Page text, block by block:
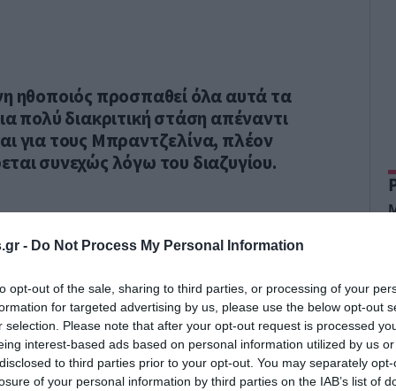
- Do Not Process My Personal Information
opt-out of the sale, sharing to third parties, or processing of your
for targeted advertising by us, please use the below opt-out
selection. Please note that after your opt-out request is processed
interest-based ads based on personal information utilized by us
to third parties prior to your opt-out. You may separately
of your personal information by third parties on the IAB’s list of
ηθοποιός προσπαθεί όλα αυτά τα
πολύ διακριτική στάση απέναντι
για τους Μπραντζελίνα, πλέον
συνεχώς λόγω του διαζυγίου.